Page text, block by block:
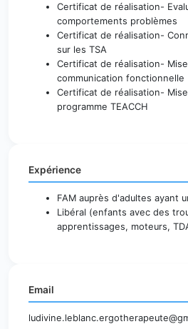
Certificat de réalisation-
comportements problèmes
Certificat de réalisation-
sur les TSA
Certificat de réalisation-
communication fonctionnelle
Certificat de réalisation-
programme TEACCH
Expérience
FAM auprès d'adultes ayant
Libéral (enfants avec des
apprentissages, moteurs,
Email